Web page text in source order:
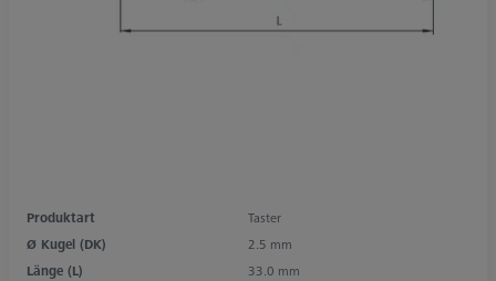
Produktart
Taster
Ø Kugel (DK)
2.5 mm
Länge (L)
33.0 mm